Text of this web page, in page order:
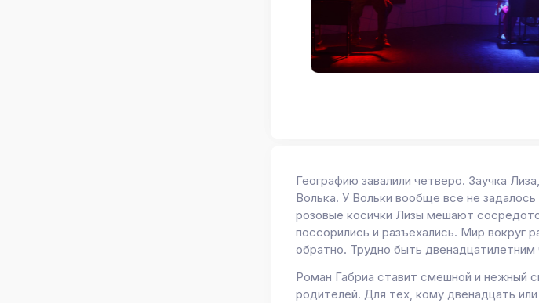
Географию завалили четверо. Заучка
Волька. У Вольки вообще все не
розовые косички Лизы мешают
поссорились и разъехались. Мир вокруг
обратно. Трудно быть двенадцатилетним
Роман Габриа ставит смешной и нежный
родителей. Для тех, кому двенадцать